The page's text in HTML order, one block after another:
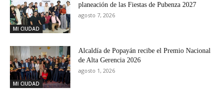
MI CIUDAD
planeación de las Fiestas de Pubenza 2027
agosto 7, 2026
MI CIUDAD
Alcaldía de Popayán recibe el Premio Nacional
de Alta Gerencia 2026
agosto 1, 2026